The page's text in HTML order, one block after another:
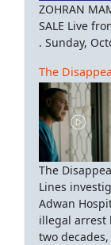
ZOHRAN
SALE Live
. Sunday,
The
The
Lines
Adwan
illegal arrest
two